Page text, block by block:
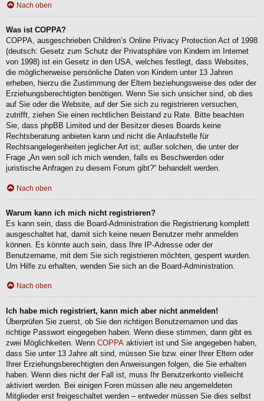
Nach oben
Was ist COPPA?
COPPA, ausgeschrieben Children’s Online Privacy Protection Act of 1998
(deutsch: Gesetz zum Schutz der Privatsphäre von Kindern im Internet
von 1998) ist ein Gesetz in den USA, welches festlegt, dass Websites,
die möglicherweise persönliche Daten von Kindern unter 13 Jahren
erheben, hierzu die Zustimmung der Eltern beziehungsweise des oder der
Erziehungsberechtigten benötigen. Wenn Sie sich unsicher sind, ob dies
auf Sie oder die Website, auf der Sie sich zu registrieren versuchen,
zutrifft, ziehen Sie einen rechtlichen Beistand zu Rate. Bitte beachten
Sie, dass phpBB Limited und der Besitzer dieses Boards keine
Rechtsberatung anbieten kann und nicht die Anlaufstelle für
Rechtsangelegenheiten jeglicher Art ist; außer solchen, die unter der
Frage „An wen soll ich mich wenden, falls es Beschwerden oder
juristische Anfragen zu diesem Forum gibt?“ behandelt werden.
Nach oben
Warum kann ich mich nicht registrieren?
Es kann sein, dass die Board-Administration die Registrierung komplett
ausgeschaltet hat, damit sich keine neuen Benutzer mehr anmelden
können. Es könnte auch sein, dass Ihre IP-Adresse oder der
Benutzername, mit dem Sie sich registrieren möchten, gesperrt wurden.
Um Hilfe zu erhalten, wenden Sie sich an die Board-Administration.
Nach oben
Ich habe mich registriert, kann mich aber nicht anmelden!
Überprüfen Sie zuerst, ob Sie den richtigen Benutzernamen und das
richtige Passwort eingegeben haben. Wenn diese stimmen, dann gibt es
zwei Möglichkeiten. Wenn COPPA aktiviert ist und Sie angegeben haben,
dass Sie unter 13 Jahre alt sind, müssen Sie bzw. einer Ihrer Eltern oder
Ihrer Erziehungsberechtigten den Anweisungen folgen, die Sie erhalten
haben. Wenn dies nicht der Fall ist, muss Ihr Benutzerkonto vielleicht
aktiviert werden. Bei einigen Foren müssen alle neu angemeldeten
Mitglieder erst freigeschaltet werden – entweder müssen Sie dies selbst